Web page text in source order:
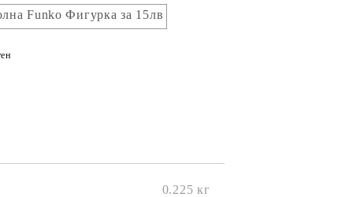
Funko Фигурка за 15лв
0.225 кг